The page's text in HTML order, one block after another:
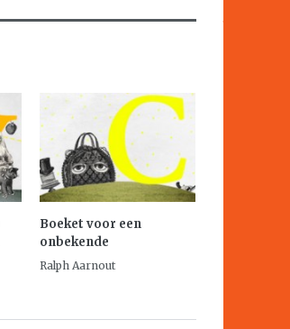
Boeket voor een
onbekende
Ralph Aarnout